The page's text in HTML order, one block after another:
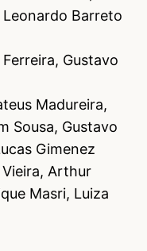
Leonardo Barreto
Gustavo
Madureira,
Sousa, Gustavo
Gimenez
Arthur
Masri, Luiza